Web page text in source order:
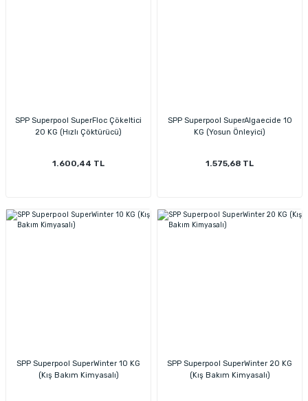
SPP Superpool SuperFloc Çökeltici
20 KG (Hızlı Çöktürücü)
1.600,44 TL
SPP Superpool SuperAlgaecide 10
KG (Yosun Önleyici)
1.575,68 TL
SPP Superpool SuperWinter 10 KG
(Kış Bakım Kimyasalı)
SPP Superpool SuperWinter 20 KG
(Kış Bakım Kimyasalı)